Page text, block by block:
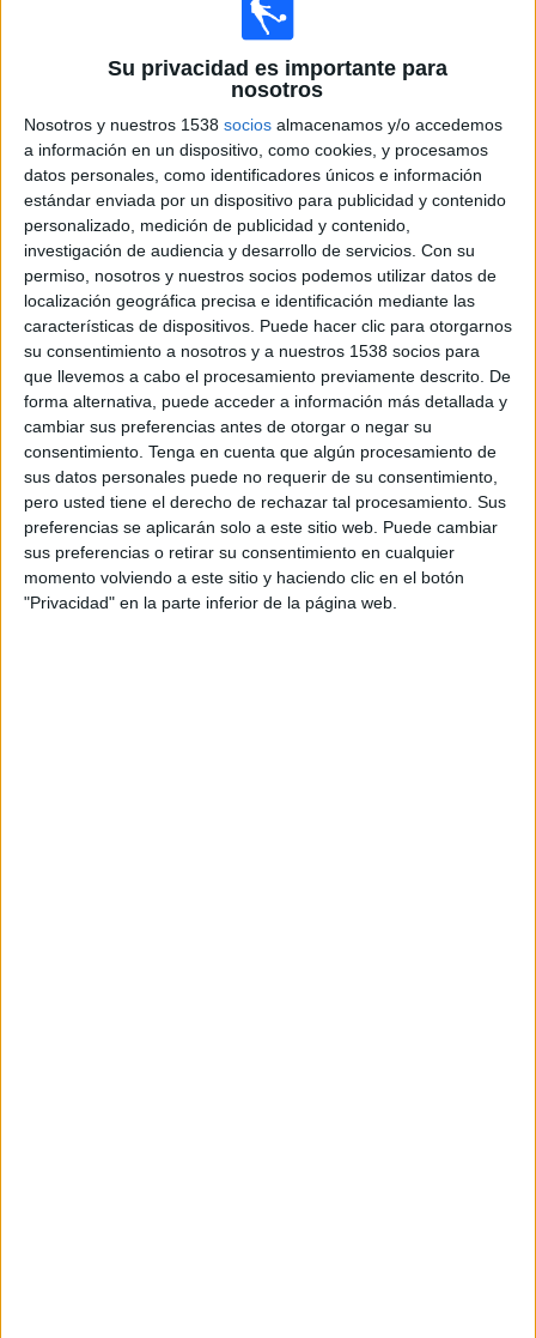
Su privacidad es importante para
nosotros
Nosotros y nuestros 1538 socios almacenamos y/o accedemos
a información en un dispositivo, como cookies, y procesamos
datos personales, como identificadores únicos e información
estándar enviada por un dispositivo para publicidad y contenido
personalizado, medición de publicidad y contenido,
investigación de audiencia y desarrollo de servicios. Con su
permiso, nosotros y nuestros socios podemos utilizar datos de
localización geográfica precisa e identificación mediante las
características de dispositivos. Puede hacer clic para otorgarnos
su consentimiento a nosotros y a nuestros 1538 socios para
que llevemos a cabo el procesamiento previamente descrito. De
forma alternativa, puede acceder a información más detallada y
cambiar sus preferencias antes de otorgar o negar su
consentimiento. Tenga en cuenta que algún procesamiento de
sus datos personales puede no requerir de su consentimiento,
pero usted tiene el derecho de rechazar tal procesamiento. Sus
preferencias se aplicarán solo a este sitio web. Puede cambiar
sus preferencias o retirar su consentimiento en cualquier
momento volviendo a este sitio y haciendo clic en el botón
"Privacidad" en la parte inferior de la página web.
Domingo, 16/08/2026
Primera Nacional Argentina
CA Central Norte
Gimnasia y Tiro
LPF Play
Sábado, 22/08/2026
Primera Nacional Argentina
CA Central Norte
Estudiantes BA
LPF Play